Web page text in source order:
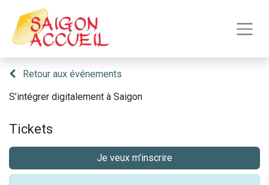
Retour aux événements
S’intégrer digitalement à Saigon
Tickets
Je veux m'inscrire